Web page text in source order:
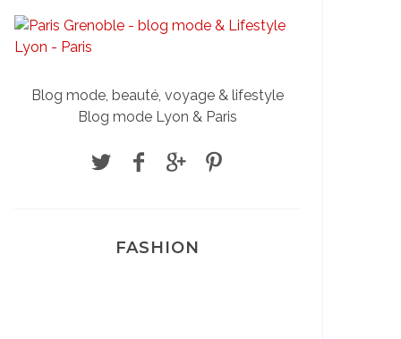
Blog mode, beauté, voyage & lifestyle
Blog mode Lyon & Paris
FASHION